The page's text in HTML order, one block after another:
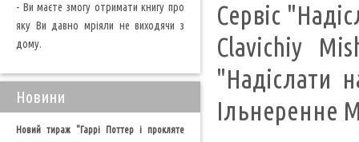
Сервіс
Clavichiy
"Надіслати
Ільнеренне
- Ви маєте змогу отримати книгу про
яку Ви давно мріяли не виходячи з
дому.
Новини
Новий тираж "Гаррі Поттер і прокляте